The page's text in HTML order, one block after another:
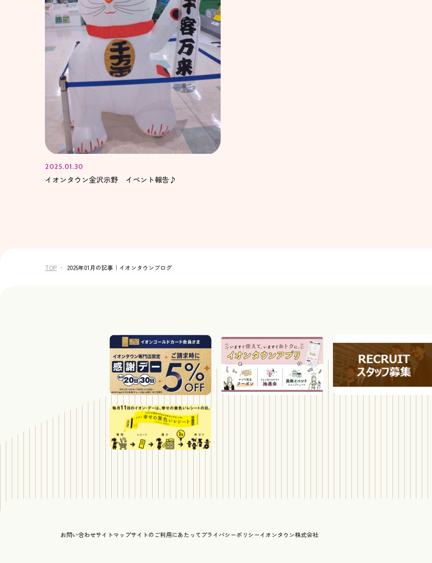
2025.01.30
イオンタウン金沢示野 イベント報告♪
TOP 2025年01月の記事｜イオンタウンブログ
お問い合わせサイトマップサイトのご利用にあたって プライバシーポリシーイオンタウン株式会社